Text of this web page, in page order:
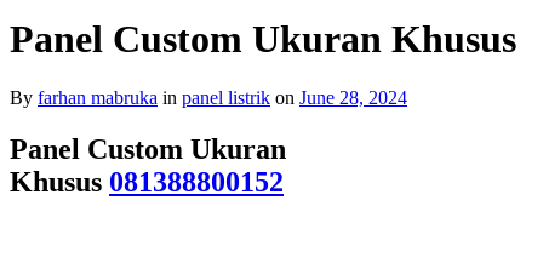
Panel Custom Ukuran Khusus
By farhan mabruka in panel listrik on June 28, 2024
Panel Custom Ukuran
Khusus 081388800152